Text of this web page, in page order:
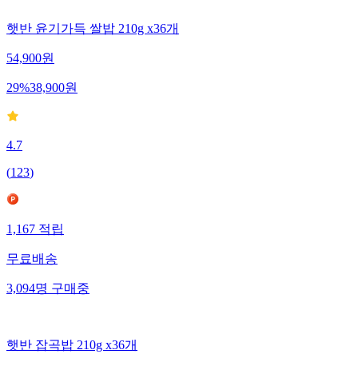
햇반 윤기가득 쌀밥 210g x36개
54,900원
29%38,900원
4.7
(123)
1,167적립
무료배송
3,094명구매중
햇반 잡곡밥 210g x36개